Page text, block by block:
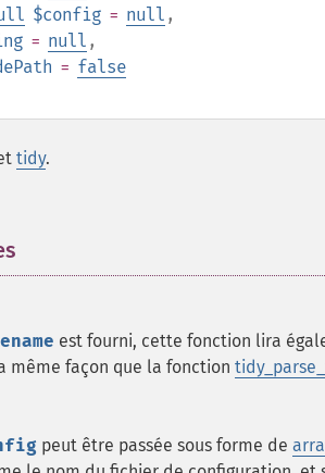
$config = null ,
= null ,
= false
tidy.
est fourni, cette fonction lira
même façon que la fonction
peut être passée sous forme de